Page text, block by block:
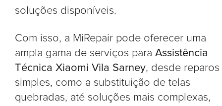
soluções disponíveis.
Com isso, a MiRepair pode oferecer uma
ampla gama de serviços para Assistência
Técnica Xiaomi Vila Sarney, desde reparos
simples, como a substituição de telas
quebradas, até soluções mais complexas,